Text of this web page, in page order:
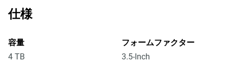
仕様
容量
4 TB
フォームファクター
3.5-Inch